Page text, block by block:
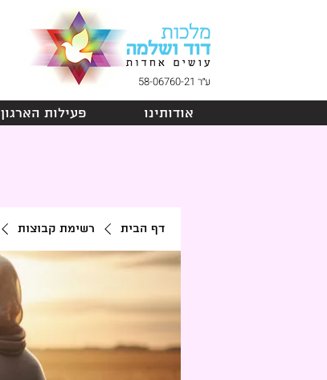
ע״ר 58-06760-21
אודותינו פעילות הארגון
דף הבית רשימת קבוצות